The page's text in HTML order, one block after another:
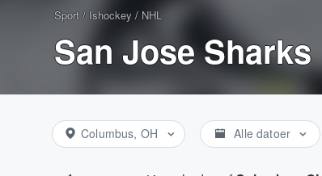
Sport / Ishockey / NHL
San Jose
Columbus, OH Alle datoer